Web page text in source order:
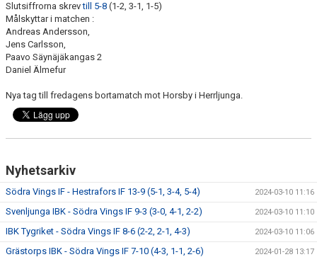
Slutsiffrorna skrevtill 5-8 (1-2, 3-1, 1-5)
Målskyttar i matchen :
Andreas Andersson,
Jens Carlsson,
Paavo Säynäjäkangas 2
Daniel Älmefur
Nya tag till fredagens bortamatch mot Horsby i Herrljunga.
Nyhetsarkiv
Södra Vings IF - Hestrafors IF 13-9 (5-1, 3-4, 5-4) 2024-03-10 11:16
Svenljunga IBK - Södra Vings IF 9-3 (3-0, 4-1, 2-2) 2024-03-10 11:10
IBK Tygriket - Södra Vings IF 8-6 (2-2, 2-1, 4-3) 2024-03-10 11:06
Grästorps IBK - Södra Vings IF 7-10 (4-3, 1-1, 2-6) 2024-01-28 13:17